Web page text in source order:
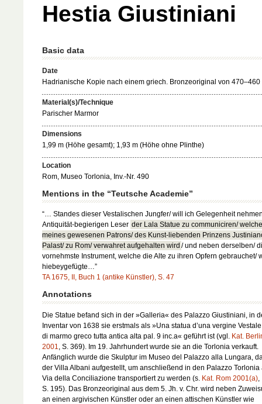
Hestia Giustiniani
Basic data
Date
Hadrianische Kopie nach einem griech. Bronzeoriginal von 470–460
Material(s)/Technique
Parischer Marmor
Dimensions
1,99 m (Höhe gesamt); 1,93 m (Höhe ohne Plinthe)
Location
Rom, Museo Torlonia, Inv.-Nr. 490
Mentions in the “Teutsche Academie”
“… Standes dieser Vestalischen Jungfer/ will ich Gelegenheit
Antiquität-begierigen Leser der Lala Statue zu communiciren/
meines gewesenen Patrons/ des Kunst-liebenden Prinzens
Palast/ zu Rom/ verwahret aufgehalten wird / und neben derselben/
vornehmste Instrument, welche die Alte zu ihren Opfern gebrauchet/
hiebeygefügte…”
TA 1675, II, Buch 1 (antike Künstler), S. 47
Annotations
Die Statue befand sich in der »Galleria« des Palazzo Giustiniani, in
Inventar von 1638 sie erstmals als »Una statua d’una vergine
di marmo greco tutta antica alta pal. 9 inc.a« geführt ist (vgl. Kat.
2001
, S. 369). Im 19. Jahrhundert wurde sie an die Torlonia verkauft.
Anfänglich wurde die Skulptur im Museo del Palazzo alla Lungara,
der Villa Albani aufgestellt, um anschließend in den Palazzo Torlonia
Via della Conciliazione transportiert zu werden (s. Kat. Rom 2001(a)
S. 195). Das Bronzeoriginal aus dem 5. Jh. v. Chr. wird neben
an einen argivischen Künstler oder an einen attischen Künstler wie